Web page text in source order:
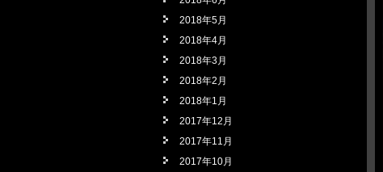
2018年5月
2018年4月
2018年3月
2018年2月
2018年1月
2017年12月
2017年11月
2017年10月